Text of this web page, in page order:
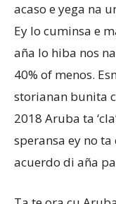
acaso e yega na
Ey lo cuminsa e
aña lo hiba nos
40% of menos.
storianan bunita
2018 Aruba ta
speransa ey no
acuerdo di aña